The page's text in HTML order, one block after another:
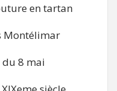
en tartan
Montélimar
du 8 mai